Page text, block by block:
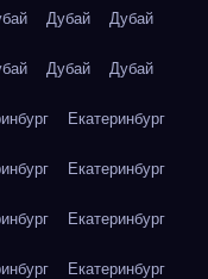
Дубай Дубай
Дубай Дубай
Екатеринбург
Екатеринбург
Екатеринбург
Екатеринбург